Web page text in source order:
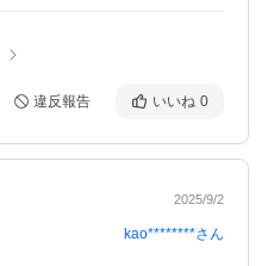
違反報告 いいね 0
2025/9/2
kao********さん